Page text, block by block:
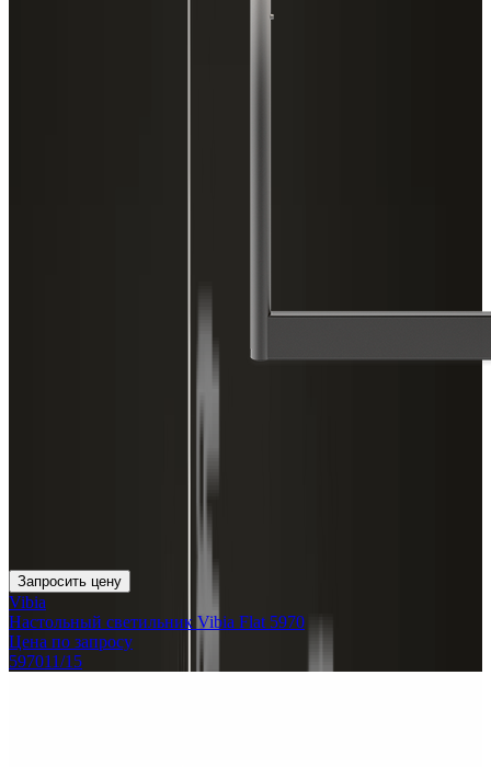
Запросить цену
Vibia
Настольный светильник Vibia Flat 5970
Цена по запросу
597011/15